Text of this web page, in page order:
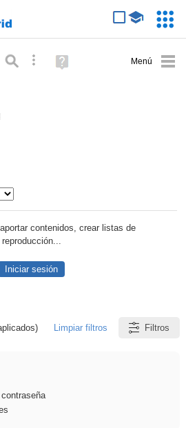
Búsqueda avanzada
Ayuda
(en
contenidos, crear listas de
reproducción...
Iniciar sesión
Limpiar filtros Filtros